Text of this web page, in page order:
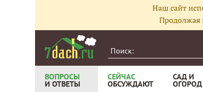
Наш сайт
Продолжая
ВОПРОСЫ
И ОТВЕТЫ
СЕЙЧАС
ОБСУЖДАЮТ
САД И
ОГОРОД